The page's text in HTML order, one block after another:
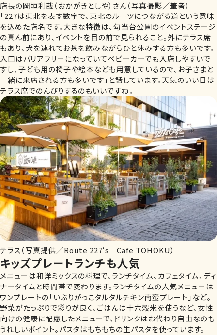
店長の岡垣利哉（おかがきとしや）さん（写真撮影／筆者）
「227は東北を表す数字で、東北のルーツにつながる道という意味
を込めた店名です。大きな特徴は、勾当台公園のイベントステージ
の真ん前にあり、イベントを目の前で見られること。外にテラス席
もあり、犬を連れてお茶を飲みながらひと休みする方も多いです。
入口はバリアフリーになっていてベビーカーでも入店しやすいで
すし、子ども用の椅子や絵本なども用意しているので、お子さまと
一緒に来店される方も多いです」と話しています。天気のいい日は
テラス席でのんびりするのもいいですね。
テラス（写真提供／Route 227‘s Cafe TOHOKU）
キッズプレートランチも人気
メニューは和洋ミックスの料理で、ランチタイム、カフェタイム、ディ
ナータイムと時間帯で変わります。ランチタイムの人気メニューは
ワンプレートの「いぶりがっこタルタルチキン南蛮プレート」など。
野菜がたっぷりで彩りが良く、ごはんは十六穀米を使うなど、女性
向けの健康に配慮したメニューで、ドリンクはお代わり自由なのも
うれしいポイント。パスタはもちもちの生パスタを使っています。